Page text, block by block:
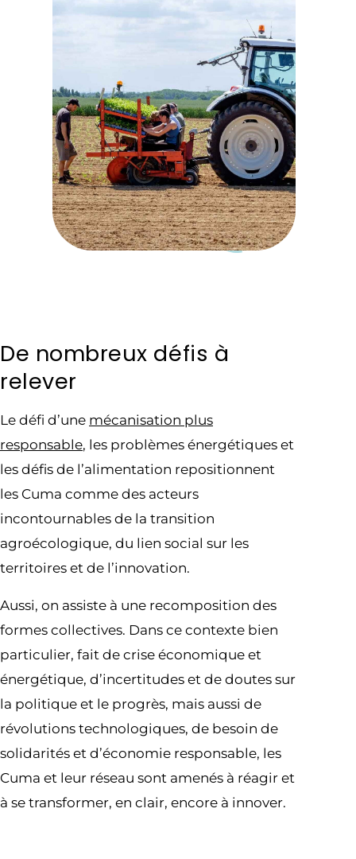
De nombreux défis à
relever
Le défi d’une mécanisation plus
responsable, les problèmes énergétiques et
les défis de l’alimentation repositionnent
les Cuma comme des acteurs
incontournables de la transition
agroécologique, du lien social sur les
territoires et de l’innovation.
Aussi, on assiste à une recomposition des
formes collectives. Dans ce contexte bien
particulier, fait de crise économique et
énergétique, d’incertitudes et de doutes sur
la politique et le progrès, mais aussi de
révolutions technologiques, de besoin de
solidarités et d’économie responsable, les
Cuma et leur réseau sont amenés à réagir et
à se transformer, en clair, encore à innover.